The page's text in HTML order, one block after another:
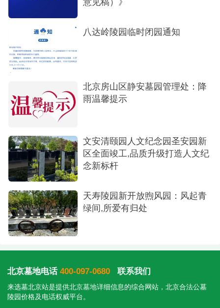
扫习惯，又多了一种表达敬意的文化方式。
“以前只知道按家里的老规矩祭扫，现在看了展
板才明白，传统礼学里的每一步都藏着对逝者的尊
重。”一位客户在参观后表示。
八达岭陵园相关负责人介绍，此次引入礼学文
化并非“统一标准”，而是“丰富选择”。希望客户在多
元祭扫方式中，不仅能通过学习国学知识更深刻地
传递思念，更能在实践中感知“敬、诚、礼、孝”的文
化内核，让每一次追思既成为情感表达的载体，也
成为国学精神与传统美德代代相传的具体实践。
八达岭陵园临时闭园通知
北京房山区静安墓园管理处：降
雨温馨提示
文安清颐园人文纪念园圣安园新
区全面竣工,品质升级打造人文纪
念新标杆
天寿陵园新开放煦风园：风起青
绿间,所爱有归处
北京墓地电话 400-097-0680 联系我们
来选墓北京站是提供北京墓地详细信息的综合网站，北京合法公墓
陵园价格及电话权威平台。